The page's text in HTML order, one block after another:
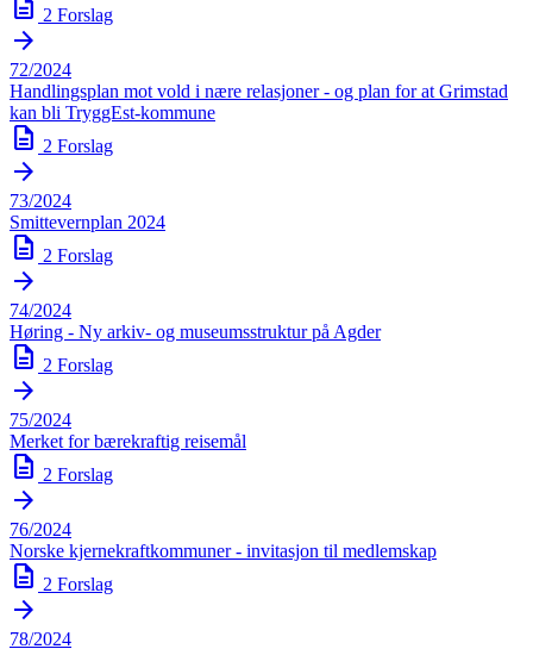
description 2 Forslag
arrow_forward
72/2024
Handlingsplan mot vold i nære relasjoner - og plan for at Grimstad
kan bli TryggEst-kommune
description 2 Forslag
arrow_forward
73/2024
Smittevernplan 2024
description 2 Forslag
arrow_forward
74/2024
Høring - Ny arkiv- og museumsstruktur på Agder
description 2 Forslag
arrow_forward
75/2024
Merket for bærekraftig reisemål
description 2 Forslag
arrow_forward
76/2024
Norske kjernekraftkommuner - invitasjon til medlemskap
description 2 Forslag
arrow_forward
78/2024